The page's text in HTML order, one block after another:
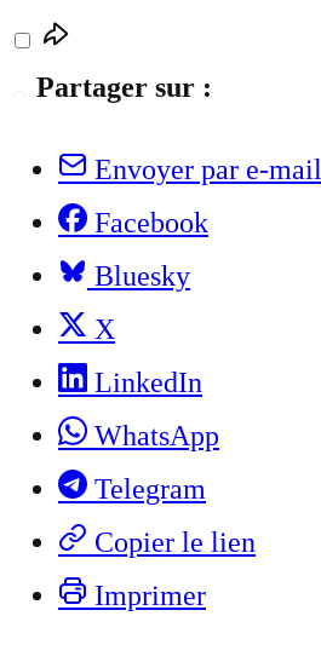
Partager sur :
Envoyer par e-mail
Facebook
Bluesky
X
LinkedIn
WhatsApp
Telegram
Copier le lien
Imprimer